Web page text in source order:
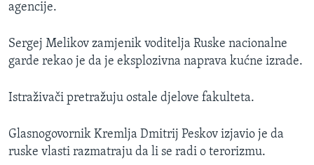
agencije.
Sergej Melikov zamjenik voditelja Ruske nacionalne
garde rekao je da je eksplozivna naprava kućne izrade.
Istraživači pretražuju ostale djelove fakulteta.
Glasnogovornik Kremlja Dmitrij Peskov izjavio je da
ruske vlasti razmatraju da li se radi o terorizmu.